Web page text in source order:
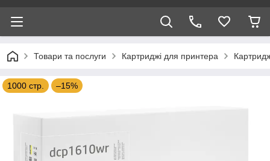
Товари та послуги Картриджі для принтера
1000 стр. –15%